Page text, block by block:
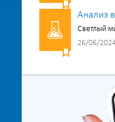
Анализ
Светлый
26/06/